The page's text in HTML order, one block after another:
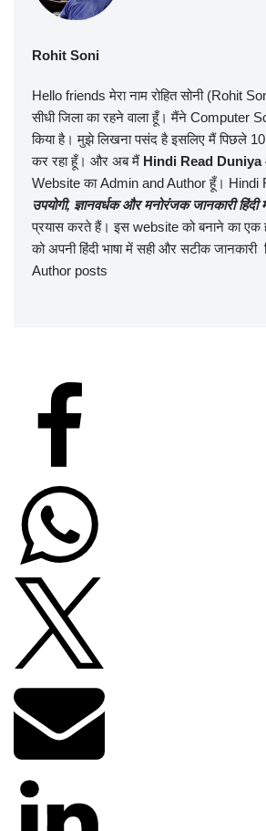
Rohit Soni
Hello friends मेरा नाम रोहित सोनी (Rohit
सीधी जिला का रहने वाला हूँ। मैंने Computer
किया है। मुझे लिखना पसंद है इसलिए मैं पिछले 10
कर रहा हूँ। और अब मैं Hindi Read Duniya
Website का Admin and Author हूँ। Hindi
उपयोगी, ज्ञानवर्धक और मनोरंजक जानकारी हिंदी
प्रयास करते हैं। इस website को बनाने का एक
को अपनी हिंदी भाषा में सही और सटीक
Author posts